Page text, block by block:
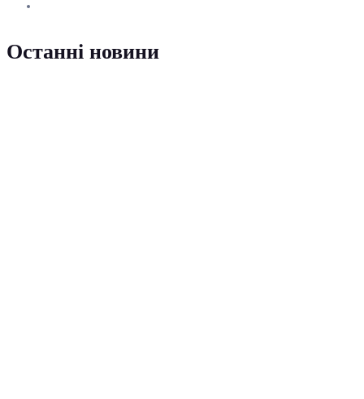
Останні новини